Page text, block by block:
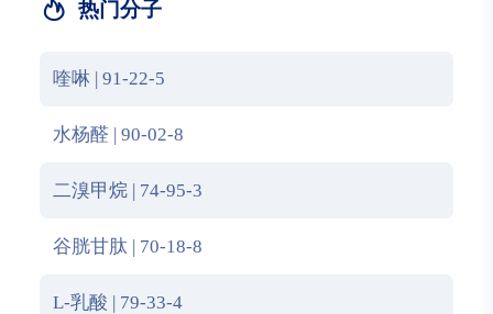
热门分子
喹啉 | 91-22-5
水杨醛 | 90-02-8
二溴甲烷 | 74-95-3
谷胱甘肽 | 70-18-8
L-乳酸 | 79-33-4